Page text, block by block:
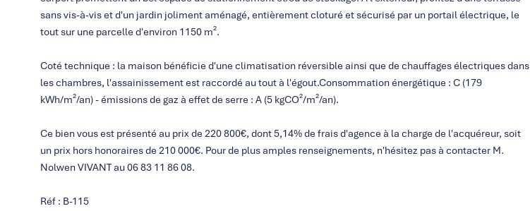
sans vis-à-vis et d'un jardin joliment aménagé, entièrement cloturé et sécurisé par un portail électrique, le
tout sur une parcelle d'environ 1150 m².
Coté technique : la maison bénéficie d'une climatisation réversible ainsi que de chauffages électriques dans
les chambres, l'assainissement est raccordé au tout à l'égout.Consommation énergétique : C (179
kWh/m²/an) - émissions de gaz à effet de serre : A (5 kgCO²/m²/an).
Ce bien vous est présenté au prix de 220 800€, dont 5,14% de frais d'agence à la charge de l'acquéreur, soit
un prix hors honoraires de 210 000€. Pour de plus amples renseignements, n'hésitez pas à contacter M.
Nolwen VIVANT au 06 83 11 86 08.
Réf : B-115